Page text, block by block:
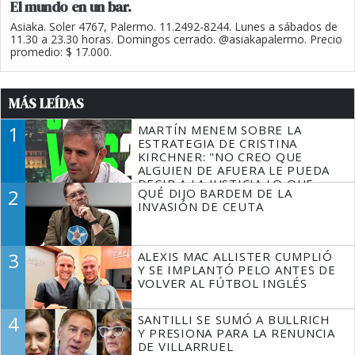
El mundo en un bar.
Asiaka. Soler 4767, Palermo. 11.2492-8244. Lunes a sábados de
11.30 a 23.30 horas. Domingos cerrado. @asiakapalermo. Precio
promedio: $ 17.000.
MÁS LEÍDAS
1
MARTÍN MENEM SOBRE LA
ESTRATEGIA DE CRISTINA
KIRCHNER: "NO CREO QUE
ALGUIEN DE AFUERA LE PUEDA
DECIR A LA JUSTICIA LO QUE
TIENE QUE HACER"
2
QUÉ DIJO BARDEM DE LA
INVASIÓN DE CEUTA
3
ALEXIS MAC ALLISTER CUMPLIÓ
Y SE IMPLANTÓ PELO ANTES DE
VOLVER AL FÚTBOL INGLÉS
4
SANTILLI SE SUMÓ A BULLRICH
Y PRESIONA PARA LA RENUNCIA
DE VILLARRUEL